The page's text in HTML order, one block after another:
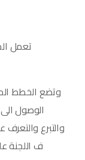
تعمل
وتضع الخطط
الوصول
والتبرع
ف اللجنة